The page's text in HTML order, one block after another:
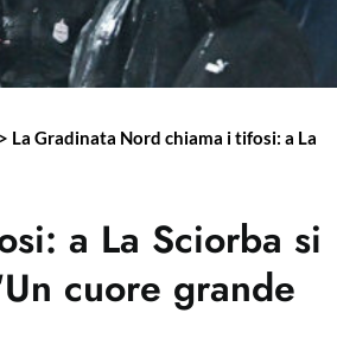
> La Gradinata Nord chiama i tifosi: a La
a La Sciorba si
cuore grande